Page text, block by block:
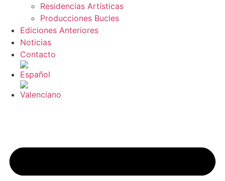
Residencias Artísticas
Producciones Bucles
Ediciones Anteriores
Noticias
Contacto